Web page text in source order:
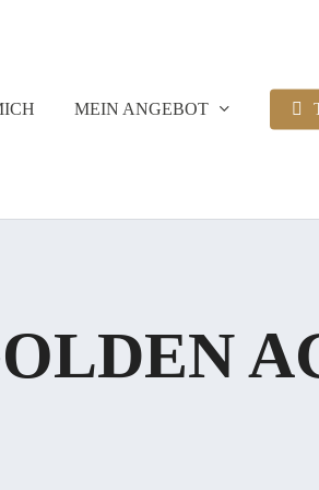
MEIN ANGEBOT